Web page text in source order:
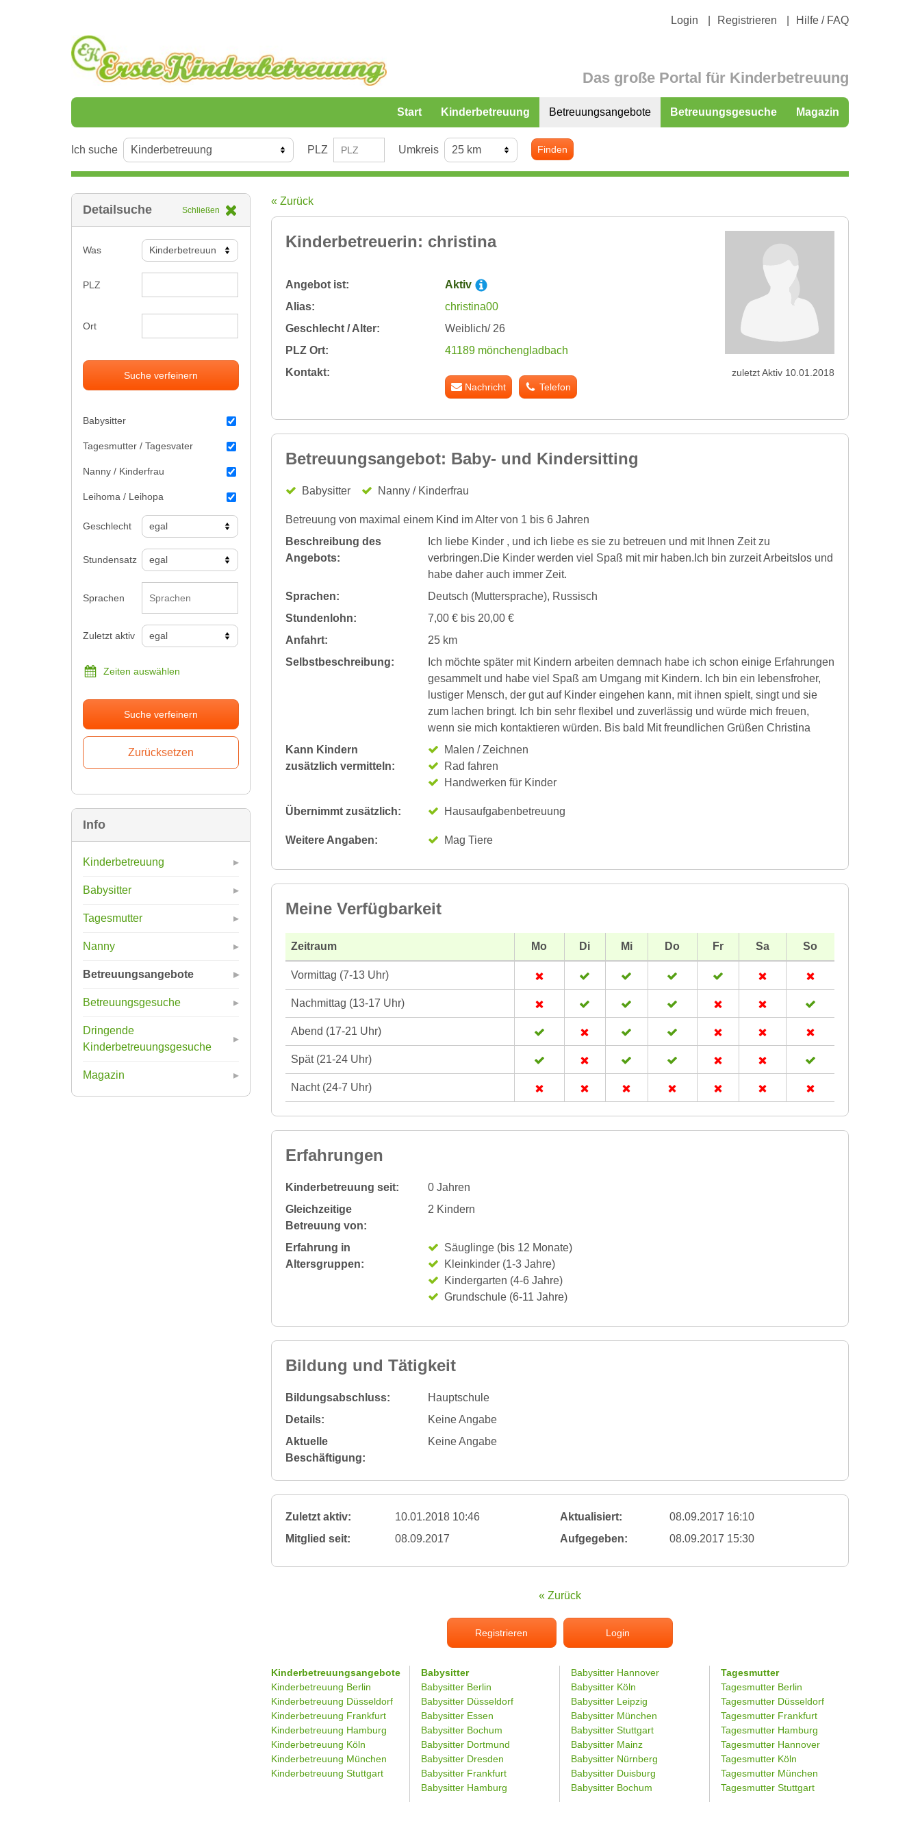
Login Registrieren Hilfe / FAQ
Das große Portal für Kinderbetreuung
Start Kinderbetreuung Betreuungsangebote Betreuungsgesuche Magazin
Ich suche PLZ Umkreis Finden
Detailsuche Schließen
Was
PLZ
Ort
Suche verfeinern
Babysitter
Tagesmutter / Tagesvater
Nanny / Kinderfrau
Leihoma / Leihopa
Geschlecht
Stundensatz
Sprachen
Zuletzt aktiv
Zeiten auswählen
Suche verfeinern
Info
Kinderbetreuung
Babysitter
Tagesmutter
Nanny
Betreuungsangebote
Betreuungsgesuche
Dringende
Kinderbetreuungsgesuche
Magazin
« Zurück
Kinderbetreuerin: christina
Angebot ist:
Aktiv
Alias:
christina00
Geschlecht / Alter:
Weiblich/ 26
PLZ Ort:
41189 mönchengladbach
Kontakt:
Nachricht Telefon
zuletzt Aktiv 10.01.2018
Betreuungsangebot: Baby- und Kindersitting
Babysitter Nanny / Kinderfrau
Betreuung von maximal einem Kind im Alter von 1 bis 6 Jahren
Beschreibung des
Angebots:
Ich liebe Kinder , und ich liebe es sie zu betreuen und mit Ihnen Zeit zu
verbringen.Die Kinder werden viel Spaß mit mir haben.Ich bin zurzeit Arbeitslos und
habe daher auch immer Zeit.
Sprachen:
Deutsch (Muttersprache), Russisch
Stundenlohn:
7,00 € bis 20,00 €
Anfahrt:
25 km
Selbstbeschreibung:
Ich möchte später mit Kindern arbeiten demnach habe ich schon einige Erfahrungen
gesammelt und habe viel Spaß am Umgang mit Kindern. Ich bin ein lebensfroher,
lustiger Mensch, der gut auf Kinder eingehen kann, mit ihnen spielt, singt und sie
zum lachen bringt. Ich bin sehr flexibel und zuverlässig und würde mich freuen,
wenn sie mich kontaktieren würden. Bis bald Mit freundlichen Grüßen Christina
Kann Kindern
zusätzlich vermitteln:
Malen / Zeichnen
Rad fahren
Handwerken für Kinder
Übernimmt zusätzlich: Hausaufgabenbetreuung
Weitere Angaben: Mag Tiere
Meine Verfügbarkeit
Zeitraum Mo Di Mi Do Fr Sa So
Vormittag (7-13 Uhr)
Nachmittag (13-17 Uhr)
Abend (17-21 Uhr)
Spät (21-24 Uhr)
Nacht (24-7 Uhr)
Erfahrungen
Kinderbetreuung seit:
0 Jahren
Gleichzeitige
Betreuung von:
2 Kindern
Erfahrung in
Altersgruppen:
Säuglinge (bis 12 Monate)
Kleinkinder (1-3 Jahre)
Kindergarten (4-6 Jahre)
Grundschule (6-11 Jahre)
Bildung und Tätigkeit
Bildungsabschluss:
Hauptschule
Details:
Keine Angabe
Aktuelle
Beschäftigung:
Keine Angabe
Zuletzt aktiv: 10.01.2018 10:46 Aktualisiert:
08.09.2017 16:10
Mitglied seit:
08.09.2017 Aufgegeben: 08.09.2017 15:30
« Zurück
Registrieren Login
Kinderbetreuungsangebote
Kinderbetreuung Berlin
Kinderbetreuung Düsseldorf
Kinderbetreuung Frankfurt
Kinderbetreuung Hamburg
Kinderbetreuung Köln
Kinderbetreuung München
Kinderbetreuung Stuttgart
Babysitter
Babysitter Berlin
Babysitter Düsseldorf
Babysitter Essen
Babysitter Bochum
Babysitter Dortmund
Babysitter Dresden
Babysitter Frankfurt
Babysitter Hamburg
Babysitter Hannover
Babysitter Köln
Babysitter Leipzig
Babysitter München
Babysitter Stuttgart
Babysitter Mainz
Babysitter Nürnberg
Babysitter Duisburg
Babysitter Bochum
Tagesmutter
Tagesmutter Berlin
Tagesmutter Düsseldorf
Tagesmutter Frankfurt
Tagesmutter Hamburg
Tagesmutter Hannover
Tagesmutter Köln
Tagesmutter München
Tagesmutter Stuttgart